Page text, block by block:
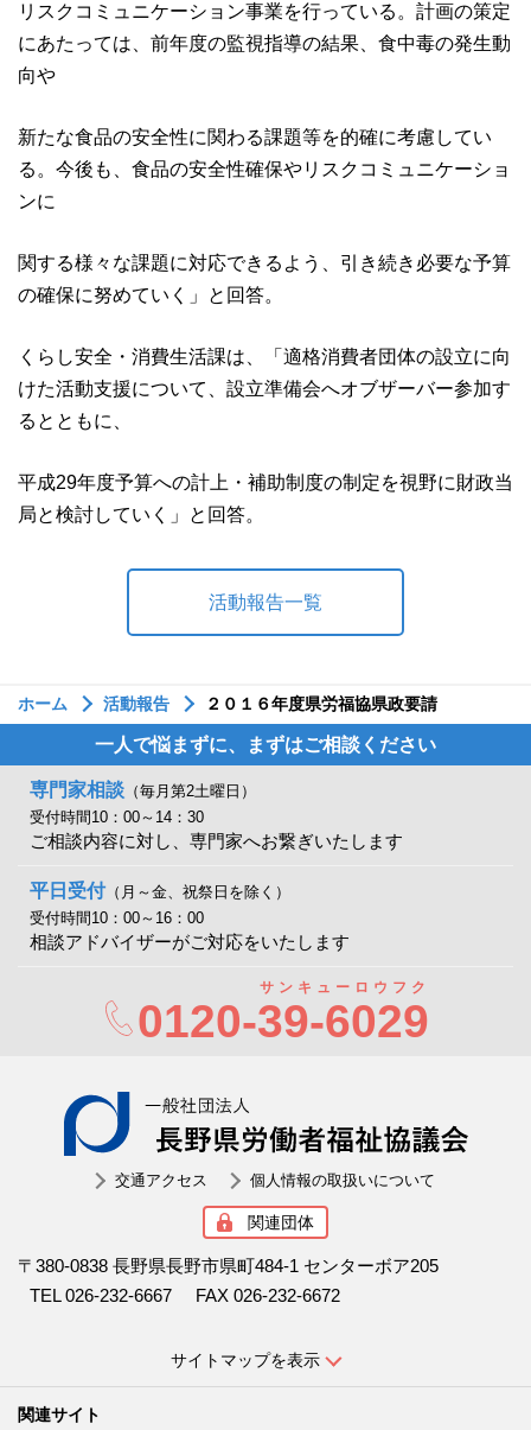
リスクコミュニケーション事業を行っている。計画の策定
にあたっては、前年度の監視指導の結果、食中毒の発生動
向や
新たな食品の安全性に関わる課題等を的確に考慮してい
る。今後も、食品の安全性確保やリスクコミュニケーショ
ンに
関する様々な課題に対応できるよう、引き続き必要な予算
の確保に努めていく」と回答。
くらし安全・消費生活課は、「適格消費者団体の設立に向
けた活動支援について、設立準備会へオブザーバー参加す
るとともに、
平成29年度予算への計上・補助制度の制定を視野に財政当
局と検討していく」と回答。
活動報告一覧
ホーム 活動報告 ２０１６年度県労福協県政要請
一人で悩まずに、まずはご相談ください
専門家相談 （毎月第2土曜日）
受付時間10：00～14：30
ご相談内容に対し、専門家へお繋ぎいたします
平日受付（月～金、祝祭日を除く）
受付時間10：00～16：00
相談アドバイザーがご対応をいたします
0120-39-6029
サンキューロウフク
交通アクセス 個人情報の取扱いについて
関連団体
〒380-0838 長野県長野市県町484-1 センターボア205
TEL 026-232-6667
FAX 026-232-6672
サイトマップを表示